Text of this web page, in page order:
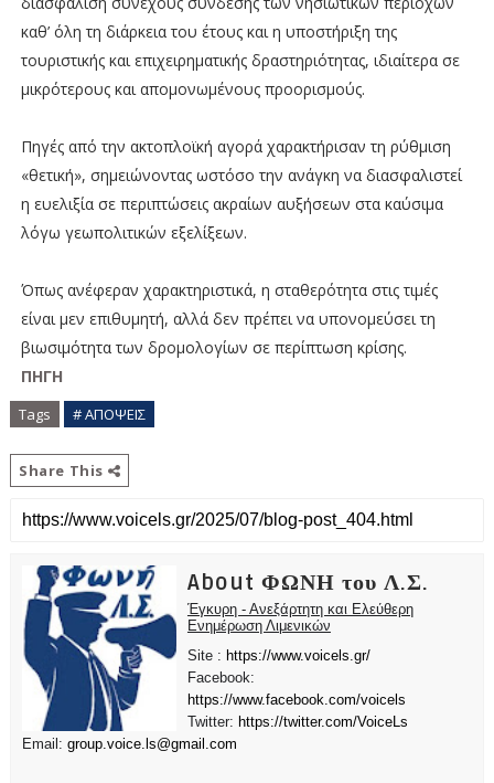
καθ’ όλη τη διάρκεια του έτους και η υποστήριξη της
τουριστικής και επιχειρηματικής δραστηριότητας, ιδιαίτερα σε
μικρότερους και απομονωμένους προορισμούς.
Πηγές από την ακτοπλοϊκή αγορά χαρακτήρισαν τη ρύθμιση
«θετική», σημειώνοντας ωστόσο την ανάγκη να διασφαλιστεί
η ευελιξία σε περιπτώσεις ακραίων αυξήσεων στα καύσιμα
λόγω γεωπολιτικών εξελίξεων.
Όπως ανέφεραν χαρακτηριστικά, η σταθερότητα στις τιμές
είναι μεν επιθυμητή, αλλά δεν πρέπει να υπονομεύσει τη
βιωσιμότητα των δρομολογίων σε περίπτωση κρίσης.
ΠΗΓΗ
Tags # ΑΠΟΨΕΙΣ
Share This
About ΦΩΝΗ του Λ.Σ.
Έγκυρη - Ανεξάρτητη και Ελεύθερη
Ενημέρωση Λιμενικών
Site : https://www.voicels.gr/
Facebook:
https://www.facebook.com/voicels
Twitter: https://twitter.com/VoiceLs
Email: group.voice.ls@gmail.com